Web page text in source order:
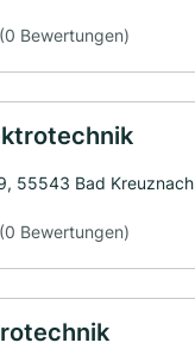
(0 Bewertungen)
55543 Bad Kreuznach
(0 Bewertungen)